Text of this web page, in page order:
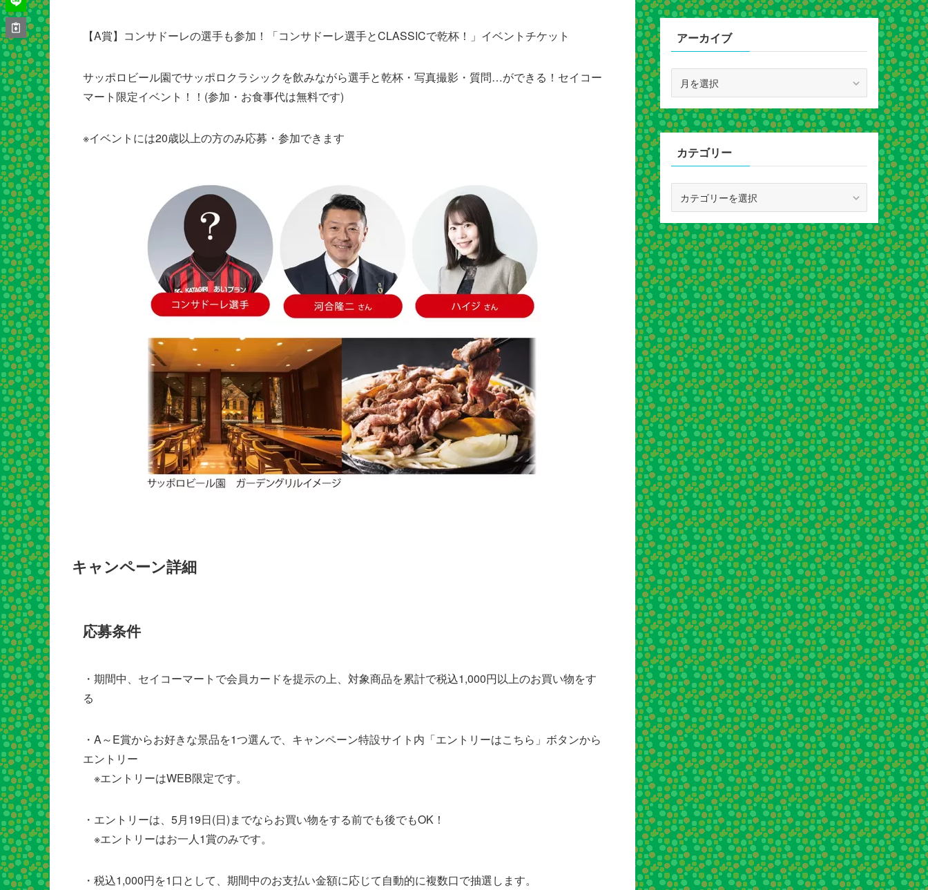
【A賞】コンサドーレの選手も参加！「コンサドーレ選手とCLASSICで乾杯！」イベントチケット
サッポロビール園でサッポロクラシックを飲みながら選手と乾杯・写真撮影・質問…ができる！セイコー
マート限定イベント！！(参加・お食事代は無料です)
※イベントには20歳以上の方のみ応募・参加できます
キャンペーン詳細
応募条件
・期間中、セイコーマートで会員カードを提示の上、対象商品を累計で税込1,000円以上のお買い物をす
る
・A～E賞からお好きな景品を1つ選んで、キャンペーン特設サイト内「エントリーはこちら」ボタンから
エントリー
※エントリーはWEB限定です。
・エントリーは、5月19日(日)までならお買い物をする前でも後でもOK！
※エントリーはお一人1賞のみです。
・税込1,000円を1口として、期間中のお支払い金額に応じて自動的に複数口で抽選します。
アーカイブ
カ
イ
ブ
カテゴリー
ゴ
リ
ー